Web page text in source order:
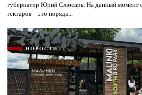
губернатор Юрий Слюсарь. На данный момент
гектаров – это порядк...
НОВОСТИ
Я согласен сполитикой
защиты информации*
Я согласен сполитикой
защиты информации*